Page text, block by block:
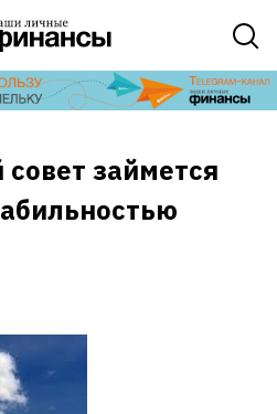
займется